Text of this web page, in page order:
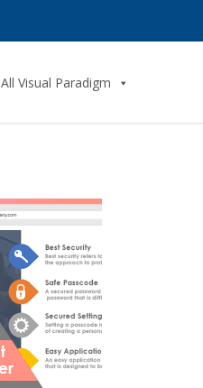
All Visual Paradigm